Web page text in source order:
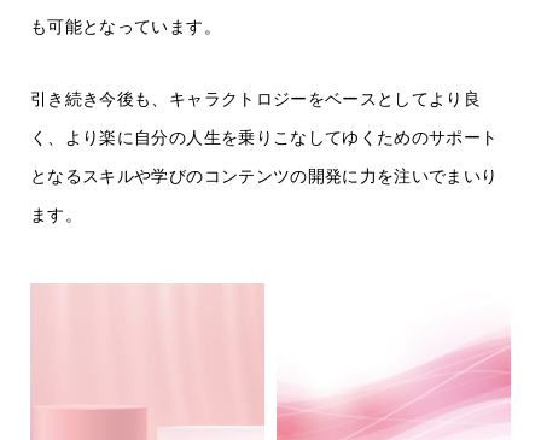
も可能となっています。
引き続き今後も、キャラクトロジーをベースとしてより良
く、より楽に自分の人生を乗りこなしてゆくためのサポート
となるスキルや学びのコンテンツの開発に力を注いでまいり
ます。